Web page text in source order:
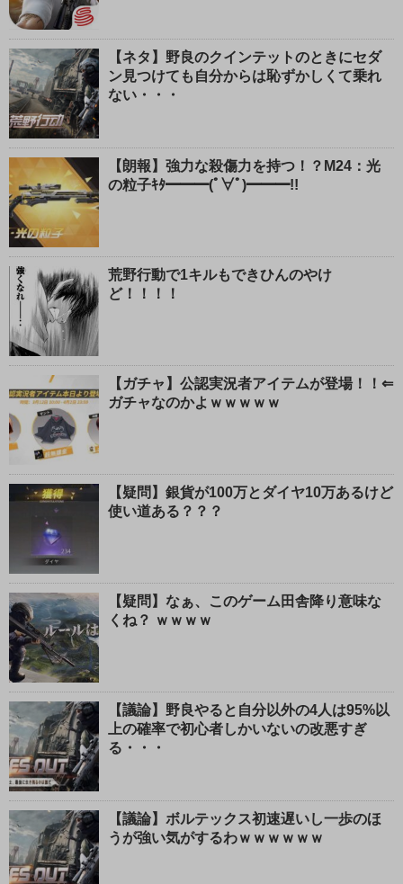
【ネタ】野良のクインテットのときにセダ
ン見つけても自分からは恥ずかしくて乗れ
ない・・・
【朗報】強力な殺傷力を持つ！？M24：光
の粒子ｷﾀ━━━(ﾟ∀ﾟ)━━━!!
荒野行動で1キルもできひんのやけ
ど！！！！
【ガチャ】公認実況者アイテムが登場！！⇐
ガチャなのかよｗｗｗｗｗ
【疑問】銀貨が100万とダイヤ10万あるけど
使い道ある？？？
【疑問】なぁ、このゲーム田舎降り意味な
くね？ ｗｗｗｗ
【議論】野良やると自分以外の4人は95%以
上の確率で初心者しかいないの改悪すぎ
る・・・
【議論】ボルテックス初速遅いし一歩のほ
うが強い気がするわｗｗｗｗｗｗ